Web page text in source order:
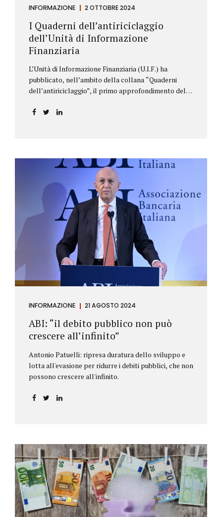
INFORMAZIONE 2 OTTOBRE 2024
I Quaderni dell’antiriciclaggio
dell’Unità di Informazione
Finanziaria
L’Unità di Informazione Finanziaria (U.I.F.) ha
pubblicato, nell’ambito della collana “Quaderni
dell’antiriciclaggio”, il primo approfondimento del
aggiornamenti della normativa e della
riguardano le novità nella disciplina internazionale e
nazionale, e forniscono informazioni su
eventuali consultazioni pubbliche e su pronunce di
particolare rilevanza emesse nell’esercizio
dell’attività giurisdizionale. In questo numero
l’approfondimento è dedicato, in particolare: alla
recente normativa della UE sugli obblighi
antiriciclaggio (c.d. AML Package), tra cui il
Regolamento Antiriciclaggio e la Direttiva AML;
all’AMLA, ovvero alla nuova Autorità europea che
INFORMAZIONE 21 AGOSTO 2024
ABI: “il debito pubblico non può
crescere all’infinito”
Antonio Patuelli: ripresa duratura dello sviluppo e
lotta all'evasione per ridurre i debiti pubblici, che non
possono crescere all'infinito.